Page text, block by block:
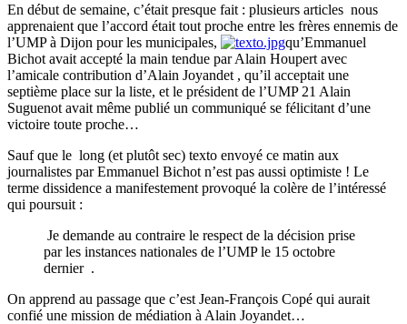
En début de semaine, c’était presque fait : plusieurs articles nous
apprenaient que l’accord était tout proche entre les frères ennemis de
l’UMP à Dijon pour les municipales,
qu’Emmanuel
Bichot avait accepté la main tendue par Alain Houpert avec
l’amicale contribution d’Alain Joyandet , qu’il acceptait une
septième place sur la liste, et le président de l’UMP 21 Alain
Suguenot avait même publié un communiqué se félicitant d’une
victoire toute proche…
Sauf que le long (et plutôt sec) texto envoyé ce matin aux
journalistes par Emmanuel Bichot n’est pas aussi optimiste ! Le
terme dissidence a manifestement provoqué la colère de l’intéressé
qui poursuit :
Je demande au contraire le respect de la décision prise
par les instances nationales de l’UMP le 15 octobre
dernier .
On apprend au passage que c’est Jean-François Copé qui aurait
confié une mission de médiation à Alain Joyandet…